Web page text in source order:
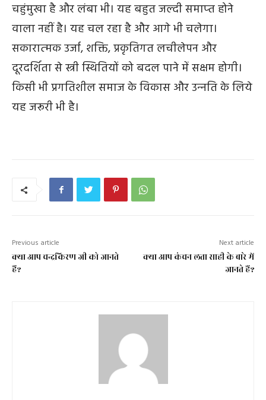
चहुंमुखा है औरलंबा भी। यह बहुत जल्‍दी समाप्‍त होने
वाला नहीं है। यह चल रहा है और आगे भी चलेगा।
सकारात्‍मक उर्जा, शक्ति, प्रकृतिगत लचीलेपन और
दूरदर्शिता से स्त्री स्थितियों को बदल पाने में सक्षम होगी।
किसी भी प्रगतिशील समाज के विकास और उन्‍नति के लिये
यह जरूरी भी है।
Previous article
क्या आप चन्द्रकिरण जी को जानते
हैं?
Next article
क्या आप कंचन लता साही के बारे में
जानते हैं?